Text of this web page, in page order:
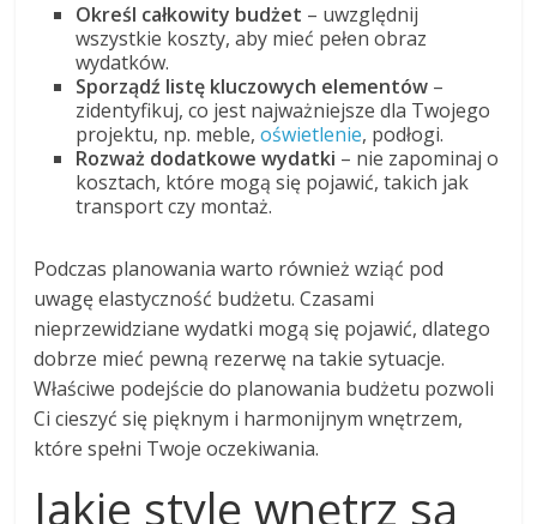
Określ całkowity budżet – uwzględnij
wszystkie koszty, aby mieć pełen obraz
wydatków.
Sporządź listę kluczowych elementów –
zidentyfikuj, co jest najważniejsze dla Twojego
projektu, np. meble,oświetlenie, podłogi.
Rozważ dodatkowe wydatki – nie zapominaj o
kosztach, które mogą się pojawić, takich jak
transport czy montaż.
Podczas planowania warto również wziąć pod
uwagę elastyczność budżetu. Czasami
nieprzewidziane wydatki mogą się pojawić, dlatego
dobrze mieć pewną rezerwę na takie sytuacje.
Właściwe podejście do planowania budżetu pozwoli
Ci cieszyć się pięknym i harmonijnym wnętrzem,
które spełni Twoje oczekiwania.
Jakie style wnętrz są